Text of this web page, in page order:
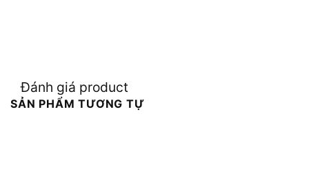
Đánh giá product
SẢN PHẨM TƯƠNG TỰ